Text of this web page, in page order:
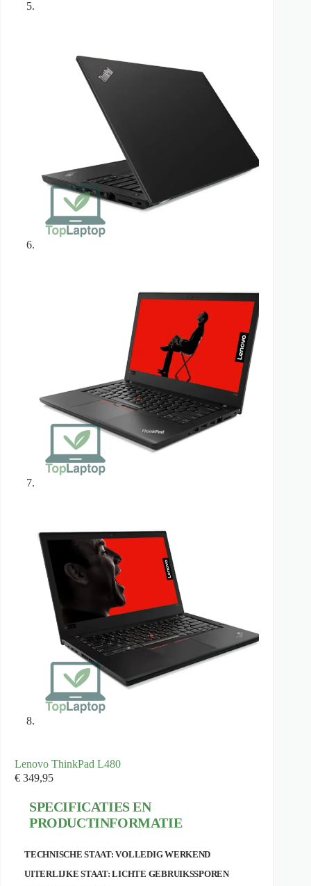
Lenovo ThinkPad L480
€ 349,95
SPECIFICATIES EN
PRODUCTINFORMATIE
TECHNISCHE STAAT: VOLLEDIG WERKEND
UITERLIJKE STAAT: LICHTE GEBRUIKSSPOREN